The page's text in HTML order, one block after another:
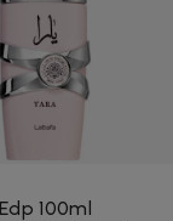
100ml